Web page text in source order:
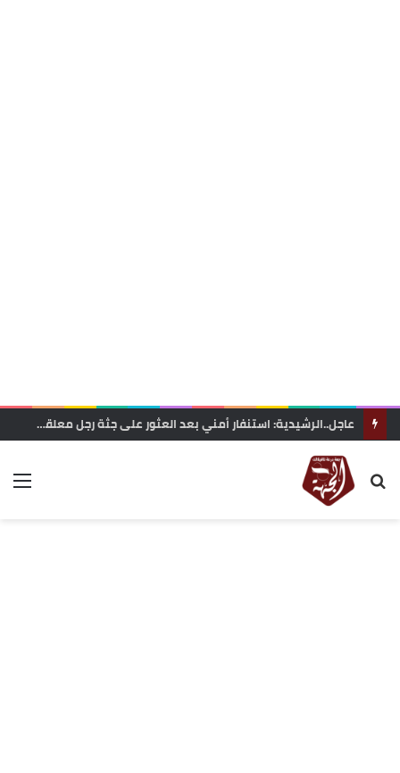
وزارة التربية الوطنية تعلن رسميا مواعيد الدخول المدرسي 2026-2027